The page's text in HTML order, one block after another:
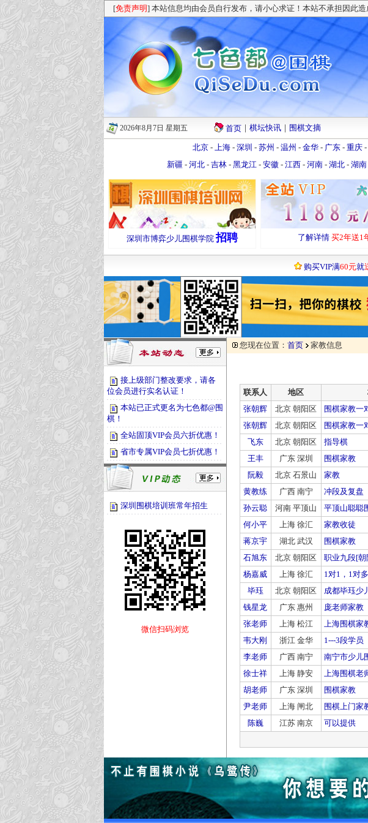
[免责声明] 本站信息均由会员自行发布，请小心求证！本站不承担因此造
2026年8月7日 星期五 首页 ｜ 棋坛快讯 ｜ 围棋文摘
北京 - 上海 - 深圳 - 苏州 - 温州 - 金华 - 广东 - 重庆 -
新疆 - 河北 - 吉林 - 黑龙江 - 安徽 - 江西 - 河南 - 湖北 - 湖南
深圳市博弈少儿围棋学院 招聘 了解详情 买2年送1
购买VIP满60元
接上级部门整改要求，请各
位会员进行实名认证！
本站已正式更名为七色都@围
棋！
全站固顶VIP会员六折优惠！
省市专属VIP会员七折优惠！
深圳围棋培训班常年招生
微信扫码浏览
您现在位置： 首页 家教信息
联系人 地区
张朝辉
北京 朝阳区 围棋家教一
张朝辉
北京 朝阳区 围棋家教一
飞东
北京 朝阳区 指导棋
王丰
广东 深圳 围棋家教
阮毅
北京 石景山 家教
黄教练
广西 南宁 冲段及复盘
孙云聪
河南 平顶山 平顶山聪聪
何小平
上海 徐汇 家教收徒
蒋京宇
湖北 武汉 围棋家教
石旭东
北京 朝阳区 职业九段[朝
杨嘉威
上海 徐汇 1对1，1对
毕珏
北京 朝阳区 成都毕珏少
钱星龙
广东 惠州 庞老师家教
张老师
上海 松江 上海围棋家
韦大刚
浙江 金华 1---3段学员
李老师
广西 南宁 南宁市少儿
徐士祥
上海 静安 上海围棋老
胡老师
广东 深圳 围棋家教
尹老师
上海 闸北 围棋上门家
陈巍
江苏 南京 可以提供